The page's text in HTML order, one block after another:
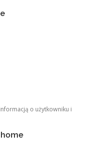
o użytkowniku i